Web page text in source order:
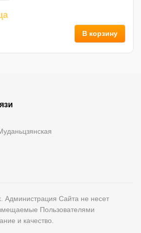
В корзину
Администрация Сайта не несет
Пользователями
и качество.